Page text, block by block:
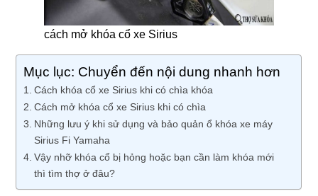
cách mở khóa cổ xe Sirius
Mục lục: Chuyển đến nội dung nhanh hơn
Cách khóa cổ xe Sirius khi có chìa khóa
Cách mở khóa cổ xe Sirius khi có chìa
Những lưu ý khi sử dụng và bảo quản ổ khóa xe máy
Sirius Fi Yamaha
Vậy nhỡ khóa cổ bị hỏng hoặc bạn cần làm khóa mới
thì tìm thợ ở đâu?